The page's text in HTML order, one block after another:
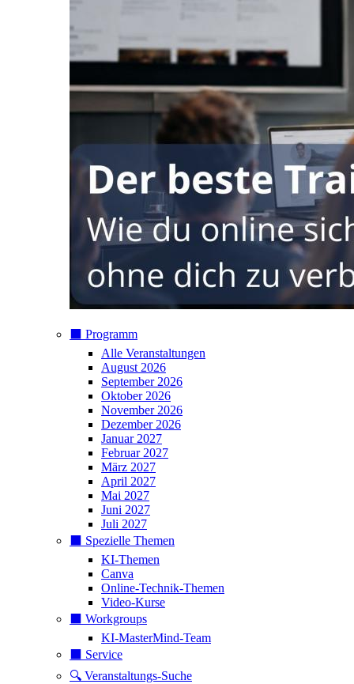
⬛️ Programm
Alle Veranstaltungen
August 2026
September 2026
Oktober 2026
November 2026
Dezember 2026
Januar 2027
Februar 2027
März 2027
April 2027
Mai 2027
Juni 2027
Juli 2027
⬛️ Spezielle Themen
KI-Themen
Canva
Online-Technik-Themen
Video-Kurse
⬛️ Workgroups
KI-MasterMind-Team
⬛️ Service
🔍 Veranstaltungs-Suche